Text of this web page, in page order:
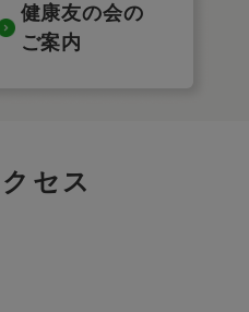
健康友の会の
ご案内
クセス